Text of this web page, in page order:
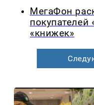
МегаФон
покупателей
«книжек»